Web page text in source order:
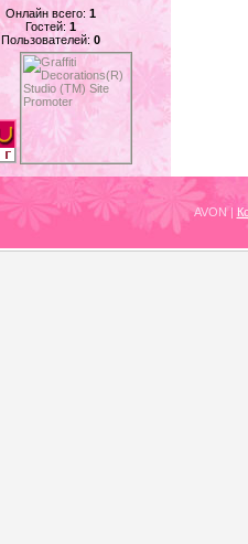
Онлайн всего: 1
Гостей: 1
Пользователей: 0
AVON|